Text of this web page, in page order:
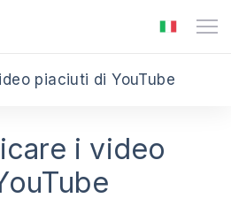
piaciuti di YouTube
i video